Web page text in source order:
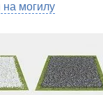
на могилу